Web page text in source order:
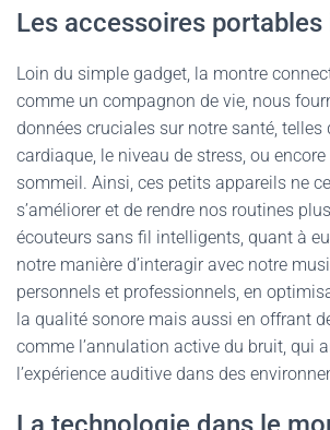
Les accessoires
Loin du simple gadget, la montre
comme un compagnon de vie, nous
données cruciales sur notre santé, telles
cardiaque, le niveau de stress, ou
sommeil. Ainsi, ces petits appareils ne
s’améliorer et de rendre nos routines
écouteurs sans fil intelligents, quant à
notre manière d’interagir avec notre
personnels et professionnels, en
la qualité sonore mais aussi en offrant
comme l’annulation active du bruit, qui
l’expérience auditive dans des